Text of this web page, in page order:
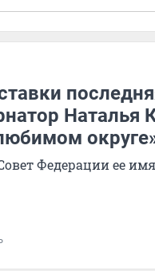
Наталья
Федерации ее